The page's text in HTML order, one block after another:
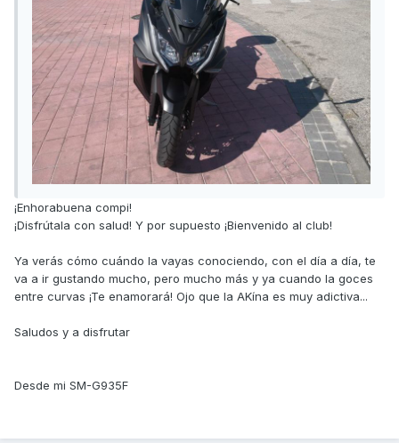
¡Enhorabuena compi!
¡Disfrútala con salud! Y por supuesto ¡Bienvenido al club!
Ya verás cómo cuándo la vayas conociendo, con el día a día, te
va a ir gustando mucho, pero mucho más y ya cuando la goces
entre curvas ¡Te enamorará! Ojo que la AKína es muy adictiva...
Saludos y a disfrutar
Desde mi SM-G935F